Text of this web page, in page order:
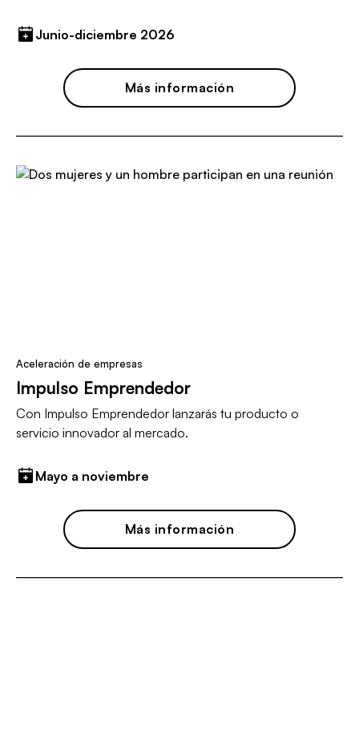
Junio-diciembre 2026
Más información
Aceleración de empresas
Impulso Emprendedor
Con Impulso Emprendedor lanzarás tu producto o
servicio innovador al mercado.
Mayo a noviembre
Más información